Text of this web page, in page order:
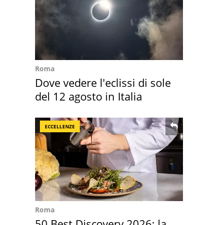
Roma
Dove vedere l'eclissi di sole
del 12 agosto in Italia
ECCELLENZE
Roma